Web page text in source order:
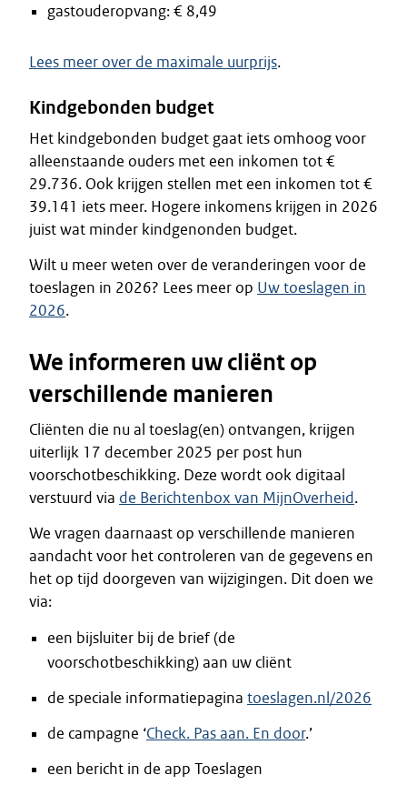
gastouderopvang: € 8,49
Lees meer over de maximale uurprijs.
Kindgebonden budget
Het kindgebonden budget gaat iets omhoog voor
alleenstaande ouders met een inkomen tot €
29.736. Ook krijgen stellen met een inkomen tot €
39.141 iets meer. Hogere inkomens krijgen in 2026
juist wat minder kindgenonden budget.
Wilt u meer weten over de veranderingen voor de
toeslagen in 2026? Lees meer op Uw toeslagen in
2026.
We informeren uw cliënt op
verschillende manieren
Cliënten die nu al toeslag(en) ontvangen, krijgen
uiterlijk 17 december 2025 per post hun
voorschotbeschikking. Deze wordt ook digitaal
verstuurd via de Berichtenbox van MijnOverheid.
We vragen daarnaast op verschillende manieren
aandacht voor het controleren van de gegevens en
het op tijd doorgeven van wijzigingen. Dit doen we
via:
een bijsluiter bij de brief (de
voorschotbeschikking) aan uw cliënt
de speciale informatiepagina toeslagen.nl/2026
de campagne ‘Check. Pas aan. En door.’
een bericht in de app Toeslagen